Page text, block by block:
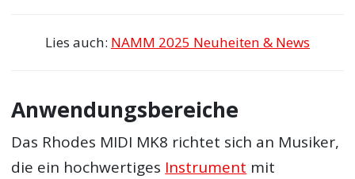
Lies auch: NAMM 2025 Neuheiten & News
Anwendungsbereiche
Das Rhodes MIDI MK8 richtet sich an Musiker,
die ein hochwertiges Instrument mit